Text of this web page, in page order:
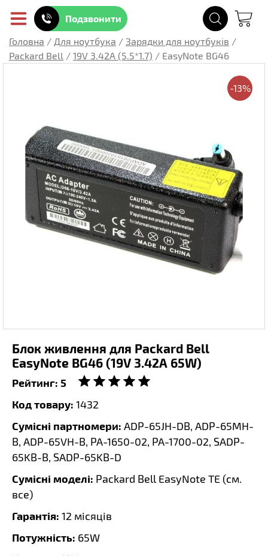
Подзвонити
Головна / Для ноутбука / Зарядки для ноутбуків /
Packard Bell / 19V 3.42A (5.5*1.7) / EasyNote BG46
-13%
Блок живлення для Packard Bell
EasyNote BG46 (19V 3.42A 65W)
Рейтинг: 5
Код товару: 1432
Сумісні партномери: ADP-65JH-DB, ADP-65MH-
B, ADP-65VH-B, PA-1650-02, PA-1700-02, SADP-
65KB-B, SADP-65KB-D
Сумісні моделі: Packard Bell EasyNote TE (см.
все)
Гарантія: 12 місяців
Потужність: 65W